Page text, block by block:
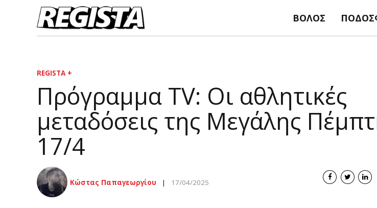
ΒΌΛΟΣ
REGISTA +
Πρόγραμμα TV: Οι αθλητικές
μεταδόσεις της Μεγάλης
17/4
Κώστας Παπαγεωργίου 17/04/2025